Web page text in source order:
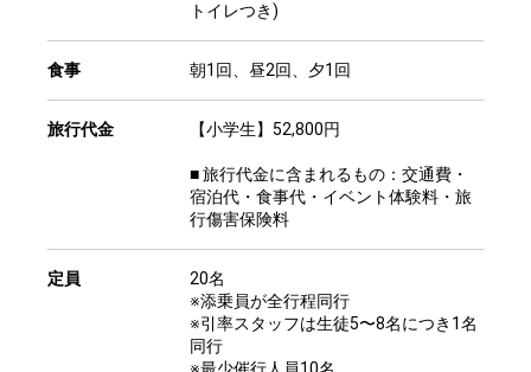
トイレつき)
食事 朝1回、昼2回、夕1回
旅行代金 【小学生】52,800円
■ 旅行代金に含まれるもの：交通費・
宿泊代・食事代・イベント体験料・旅
行傷害保険料
定員
20名
※添乗員が全行程同行
※引率スタッフは生徒5〜8名につき1名
同行